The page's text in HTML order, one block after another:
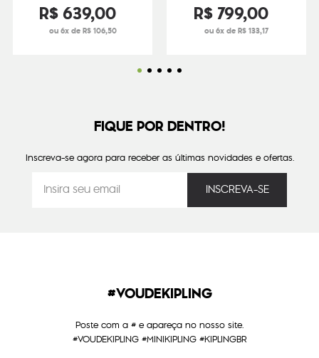
R$ 639,00
ou 6x de R$ 106,50
R$799,00
ou 6x de R$ 133,17
FIQUE POR DENTRO!
Inscreva-se agora para receber as últimas novidades e ofertas.
#VOUDEKIPLING
Poste com a # e apareça no nosso site.
#VOUDEKIPLING #MINIKIPLING #KIPLINGBR